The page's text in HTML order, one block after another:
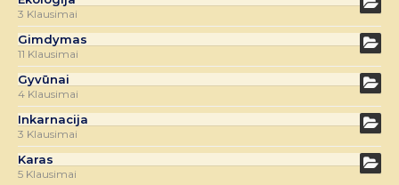
3 Klausimai
Gimdymas
11 Klausimai
Gyvūnai
4 Klausimai
Inkarnacija
3 Klausimai
Karas
5 Klausimai